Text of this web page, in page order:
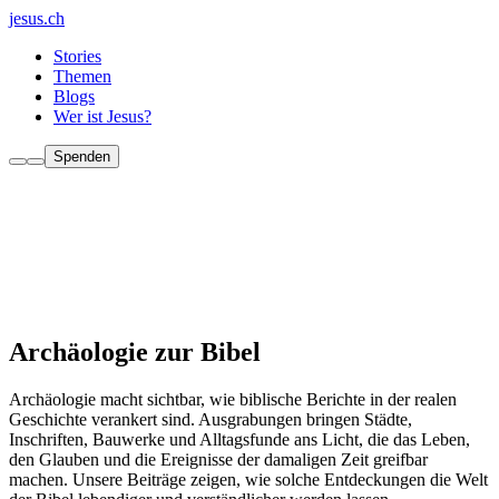
jesus.ch
Stories
Themen
Blogs
Wer ist Jesus?
Spenden
Archäologie zur Bibel
Archäologie macht sichtbar, wie biblische Berichte in der realen
Geschichte verankert sind. Ausgrabungen bringen Städte,
Inschriften, Bauwerke und Alltagsfunde ans Licht, die das Leben,
den Glauben und die Ereignisse der damaligen Zeit greifbar
machen. Unsere Beiträge zeigen, wie solche Entdeckungen die Welt